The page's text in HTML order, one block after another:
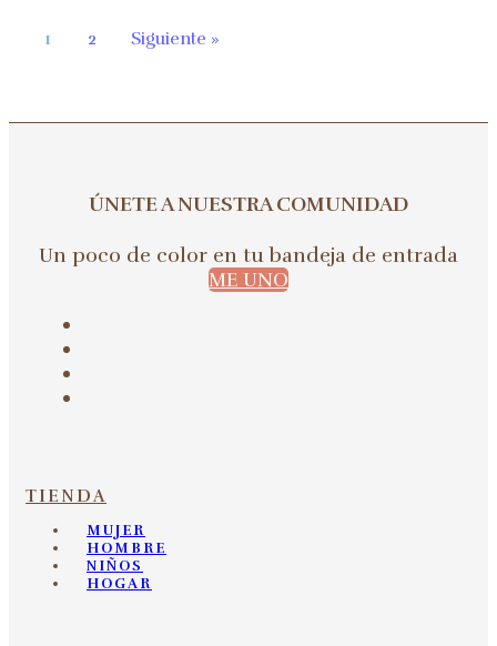
1 2 Siguiente »
ÚNETE A NUESTRA COMUNIDAD
Un poco de color en tu bandeja de entrada
ME UNO
TIENDA
MUJER
HOMBRE
NIÑOS
HOGAR